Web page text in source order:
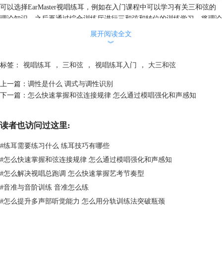
可以选择EarMaster视唱练耳，例如在入门课程中可以学习有关三和弦的
理论知识，之后再通过综合训练厅进行三和弦和转位的训练学习，将理论
图2：EarMaster视唱练耳
二、三和弦听辨训练
上文给大家介绍了三和弦和转位的听辨技巧，下面在EarMaster视唱练耳
展开阅读全文
︾
标签： 视唱练耳 ， 三和弦 ， 视唱练耳入门 ， 大三和弦
上一篇： 调性是什么 调式与调性识别
下一篇： 怎么快速掌握和弦连接规律 怎么通过模唱强化和声感知
读者也访问过这里:
#练耳需要练习什么 练耳技巧有哪些
#怎么快速掌握和弦连接规律 怎么通过模唱强化和声感知
#怎么解决视唱总跑调 怎么快速掌握艺考节奏型
#音准与音阶训练 音准怎么练
#怎么提升多声部听觉能力 怎么用分轨训练法突破瓶颈